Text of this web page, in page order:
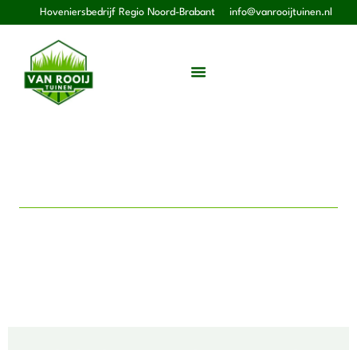
Hoveniersbedrijf Regio Noord-Brabant info@vanrooijtuinen.nl